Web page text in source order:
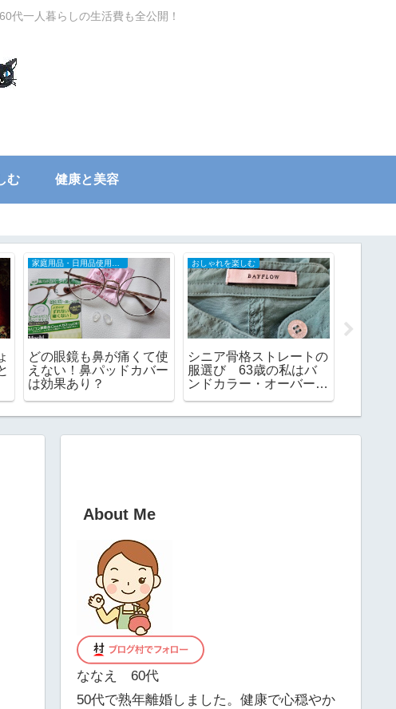
代一人暮らしの生活費も全公開！
む 健康と美容
家庭用品・日用品使用レポ
あまりにもバッグがごち
ゃごちゃ！お薬手帳やお
金が入る本革ケースを使
老後のために暮らしを小さく
来客用布団はいらない？
帰省した子供や孫が泊ま
っても少ない寝具で乗り
About Me
ななえ 60代
50代で熟年離婚しました。健康で心穏やか